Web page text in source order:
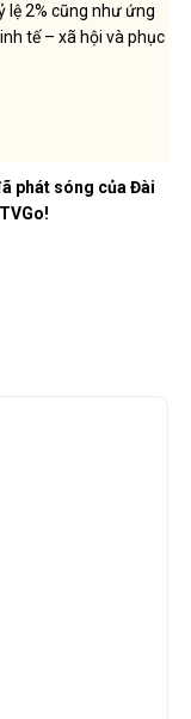
lệ 2% cũng như ứng
tế – xã hội và phục
phát sóng của Đài